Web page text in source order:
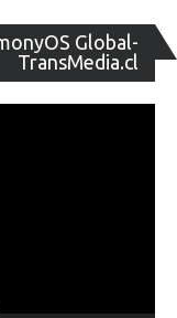
Global-
TransMedia.cl
de